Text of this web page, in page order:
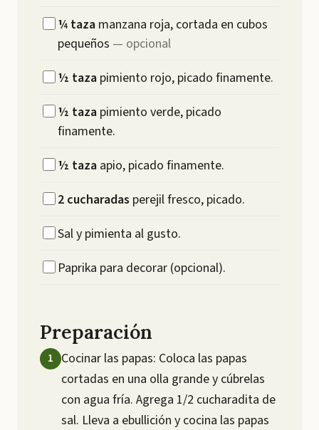
¼ taza manzana roja, cortada en cubos
pequeños — opcional
½ taza pimiento rojo, picado finamente.
½ taza pimiento verde, picado
finamente.
½ taza apio, picado finamente.
2 cucharadas perejil fresco, picado.
Sal y pimienta al gusto.
Paprika para decorar (opcional).
Preparación
Cocinar las papas: Coloca las papas
cortadas en una olla grande y cúbrelas
con agua fría. Agrega 1/2 cucharadita de
sal. Lleva a ebullición y cocina las papas